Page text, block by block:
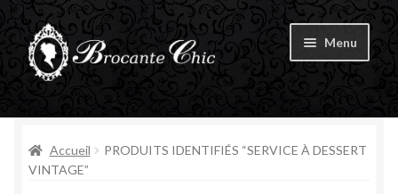
Aller
à
la
Aller
au
contenu
Menu
le
menu
Tous les produits
Ouvrir
Accueil
PRODUITS IDENTIFIÉS “SERVICE À DESSERT
VINTAGE”